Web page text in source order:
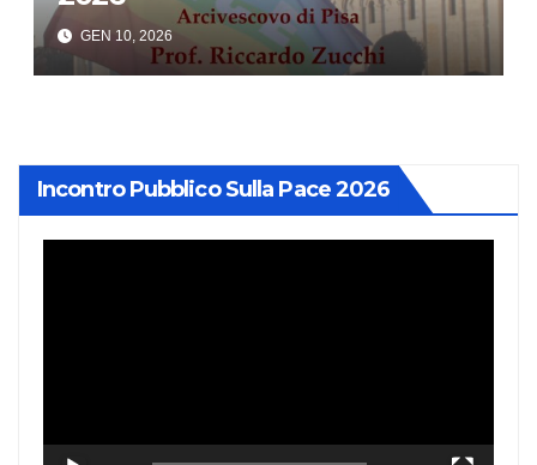
GEN 10, 2026
Incontro Pubblico Sulla Pace 2026